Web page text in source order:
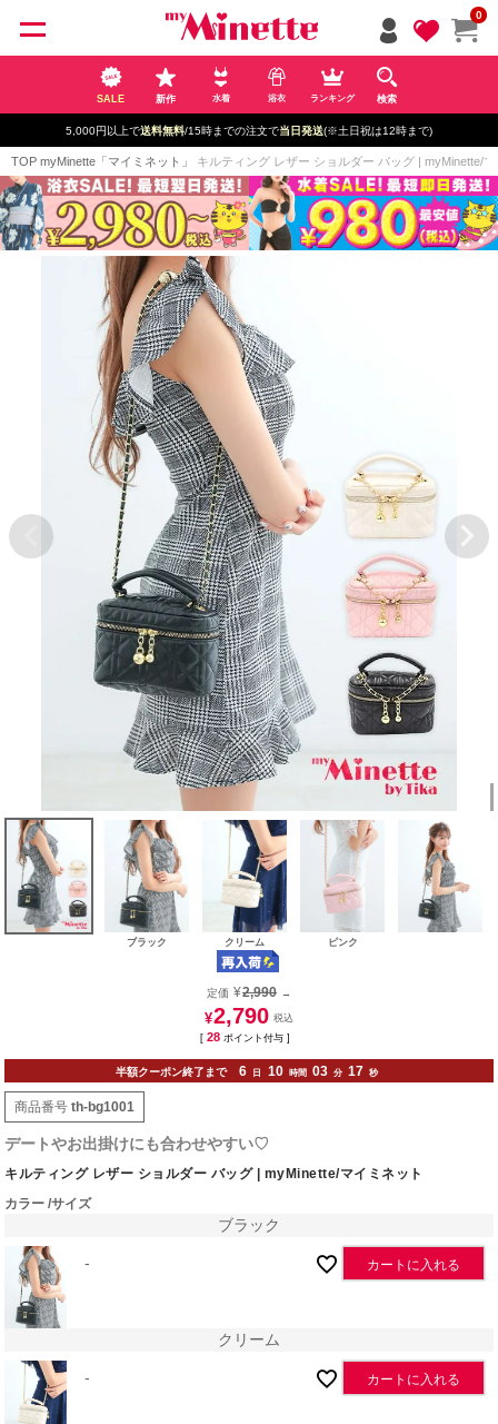
0
SALE 新作 水着 浴衣 ランキング 検索
5,000円以上で送料無料/15時までの注文で当日発送(※土日祝は12時まで)
TOP myMinette「マイミネット」 キルティング レザー ショルダー バッグ | myMinette/
ブラック クリーム ピンク
定価 ¥2,990 →
¥2,790
[ 28 ポイント付与 ]
半額クーポン終了まで 6 日 10 時間 03 分 16 秒
商品番号 th-bg1001
デートやお出掛けにも合わせやすい♡
キルティング レザー ショルダー バッグ | myMinette/マイミネット
カラー サイズ
ブラック
- カートに入れる
クリーム
- カートに入れる
ペー
ジト
ップ